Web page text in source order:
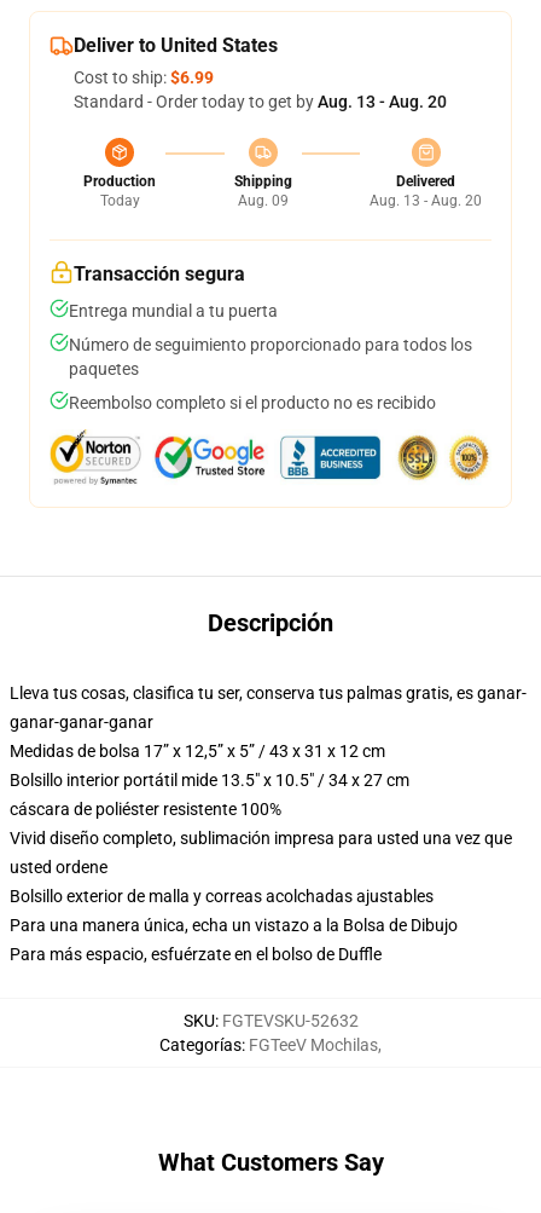
Deliver to United States
Cost to ship:$6.99
Standard - Order today to get byAug. 13 - Aug. 20
Production
Today
Shipping
Aug. 09
Delivered
Aug. 13 - Aug. 20
Transacción segura
Entrega mundial a tu puerta
Número de seguimiento proporcionado para todos los
paquetes
Reembolso completo si el producto no es recibido
Descripción
Lleva tus cosas, clasifica tu ser, conserva tus palmas gratis, es ganar-
ganar-ganar-ganar
Medidas de bolsa 17” x 12,5” x 5” / 43 x 31 x 12 cm
Bolsillo interior portátil mide 13.5" x 10.5" / 34 x 27 cm
cáscara de poliéster resistente 100%
Vivid diseño completo, sublimación impresa para usted una vez que
usted ordene
Bolsillo exterior de malla y correas acolchadas ajustables
Para una manera única, echa un vistazo a la Bolsa de Dibujo
Para más espacio, esfuérzate en el bolso de Duffle
SKU: FGTEVSKU-52632
Categorías: FGTeeV Mochilas,
What Customers Say